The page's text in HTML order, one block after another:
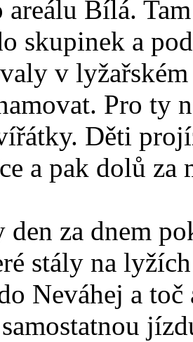
areálu Bílá.
skupinek a
v
Pro ty
Děti
a pak dolů za
den za dnem
stály na
Neváhej a